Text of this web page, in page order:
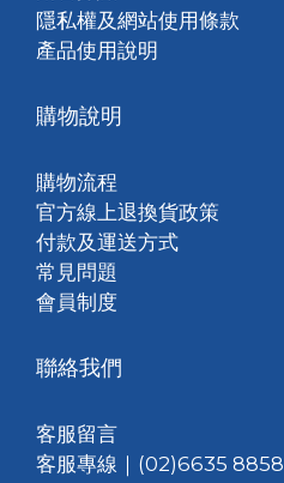
隱私權及網站使用條款
產品使用說明
購物說明
購物流程
官方線上退換貨政策
付款及運送方式
常見問題
會員制度
聯絡我們
客服留言
客服專線｜(02)6635 8858